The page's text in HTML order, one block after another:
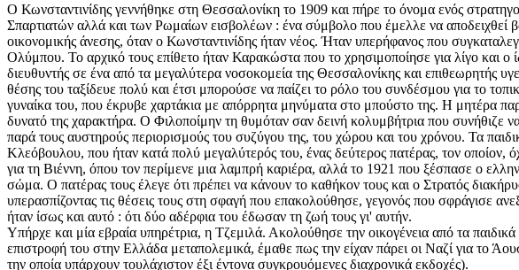
Ο Κωνσταντινίδης γεννήθηκε στη Θεσσαλονίκη το 1909 και πήρε το όνομα ενός
Σπαρτιατών αλλά και των Ρωμαίων εισβολέων : ένα σύμβολο που έμελλε να αποδειχθεί
οικονομικής άνεσης, όταν ο Κωνσταντινίδης ήταν νέος. Ήταν υπερήφανος που
Ολύμπου. Το αρχικό τους επίθετο ήταν Καρακώστα που το χρησιμοποίησε για λίγο και
διευθυντής σε ένα από τα μεγαλύτερα νοσοκομεία της Θεσσαλονίκης και επιθεωρητής
θέσης του ταξίδευε πολύ και έτσι μπορούσε να παίζει το ρόλο του συνδέσμου για το
γυναίκα του, που έκρυβε χαρτάκια με απόρρητα μηνύματα στο μπούστο της. Η μητέρα
δυνατό της χαρακτήρα. Ο Φιλοποίμην τη θυμόταν σαν δεινή κολυμβήτρια που συνήθιζε
παρά τους αυστηρούς περιορισμούς του συζύγου της, του χώρου και του χρόνου. Τα
Κλεόβουλου, που ήταν κατά πολύ μεγαλύτερός του, ένας δεύτερος πατέρας, τον
για τη Βιέννη, όπου τον περίμενε μια λαμπρή καριέρα, αλλά το 1921 που ξέσπασε ο
σώμα. Ο πατέρας τους έλεγε ότι πρέπει να κάνουν το καθήκον τους και ο Στρατός
υπερασπίζοντας τις θέσεις τους στη σφαγή που επακολούθησε, γεγονός που σφράγισε
ήταν ίσως και αυτό : ότι δύο αδέρφια του έδωσαν τη ζωή τους γι' αυτήν.
Υπήρχε και μία εβραία υπηρέτρια, η Τζεμιλά. Ακολούθησε την οικογένεια από τα
επιστροφή του στην Ελλάδα μεταπολεμικά, έμαθε πως την είχαν πάρει οι Ναζί για το
την οποία υπάρχουν τουλάχιστον έξι έντονα συγκρουόμενες διαχρονικά εκδοχές).